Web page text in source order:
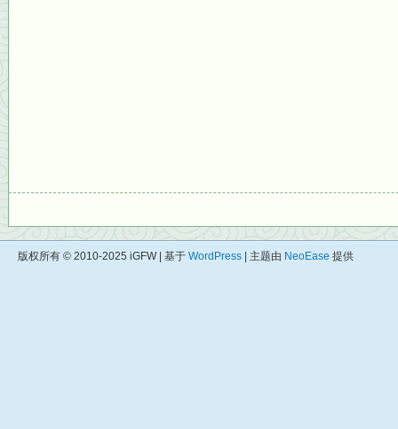
版权所有 © 2010-2025 iGFW | 基于 WordPress | 主题由 NeoEase 提供